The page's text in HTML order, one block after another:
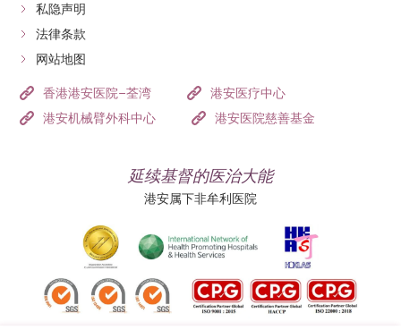
私隐声明
法律条款
网站地图
香港港安医院–荃湾
港安医疗中心
港安机械臂外科中心
港安医院慈善基金
延续基督的医治大能
港安属下非牟利医院